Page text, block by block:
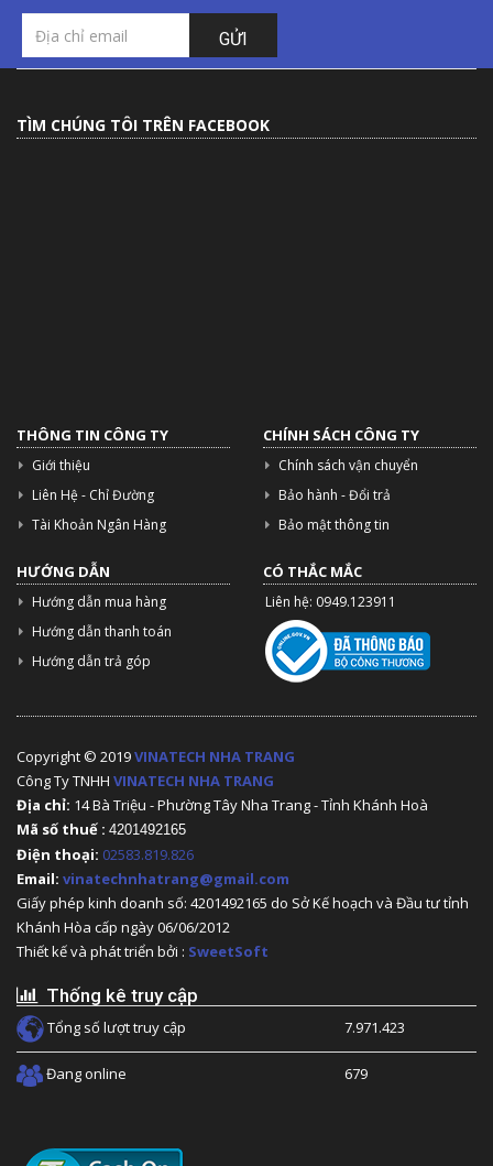
GỬI
TÌM CHÚNG TÔI TRÊN FACEBOOK
THÔNG TIN CÔNG TY
Giới thiệu
Liên Hệ - Chỉ Đường
Tài Khoản Ngân Hàng
CHÍNH SÁCH CÔNG TY
Chính sách vận chuyển
Bảo hành - Đổi trả
Bảo mật thông tin
HƯỚNG DẪN
Hướng dẫn mua hàng
Hướng dẫn thanh toán
Hướng dẫn trả góp
CÓ THẮC MẮC
Liên hệ: 0949.123911
Copyright © 2019VINATECH NHA TRANG
Công Ty TNHH VINATECH NHA TRANG
Địa chỉ: 14 Bà Triệu - Phường Tây Nha Trang - Tỉnh Khánh Hoà
Mã số thuế : 4201492165
Điện thoại: 02583.819.826
Email: vinatechnhatrang@gmail.com
Giấy phép kinh doanh số: 4201492165 do Sở Kế hoạch và Đầu tư tỉnh
Khánh Hòa cấp ngày 06/06/2012
Thiết kế và phát triển bởi : SweetSoft
Thống kê truy cập
Tổng số lượt truy cập 7.971.423
Đang online 679